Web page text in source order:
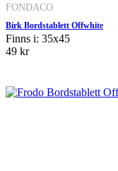
FONDACO
Birk Bordstablett Offwhite
Finns i: 35x45
49 kr